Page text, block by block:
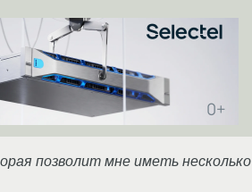
позволит мне иметь несколько